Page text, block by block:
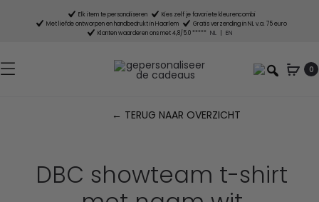
Elk item te personaliseren
Kies zelf je favoriete kleurencombi
Met liefde ontworpen en handbedrukt in Haarlem
Gratis verzending in NL v.a. 75 euro
Klanten waarderen ons met 4,8/5.0 ***** NL EN
0
← TERUG NAAR OVERZICHT
DBC showteam t-shirt